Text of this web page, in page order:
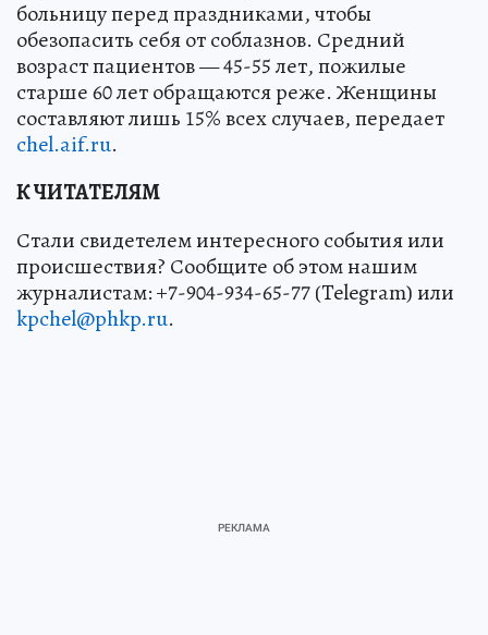
больницу перед праздниками, чтобы
обезопасить себя от соблазнов. Средний
возраст пациентов — 45-55 лет, пожилые
старше 60 лет обращаются реже. Женщины
составляют лишь 15% всех случаев, передает
chel.aif.ru.
К ЧИТАТЕЛЯМ
Стали свидетелем интересного события или
происшествия? Сообщите об этом нашим
журналистам: +7-904-934-65-77 (Telegram) или
kpchel@phkp.ru.